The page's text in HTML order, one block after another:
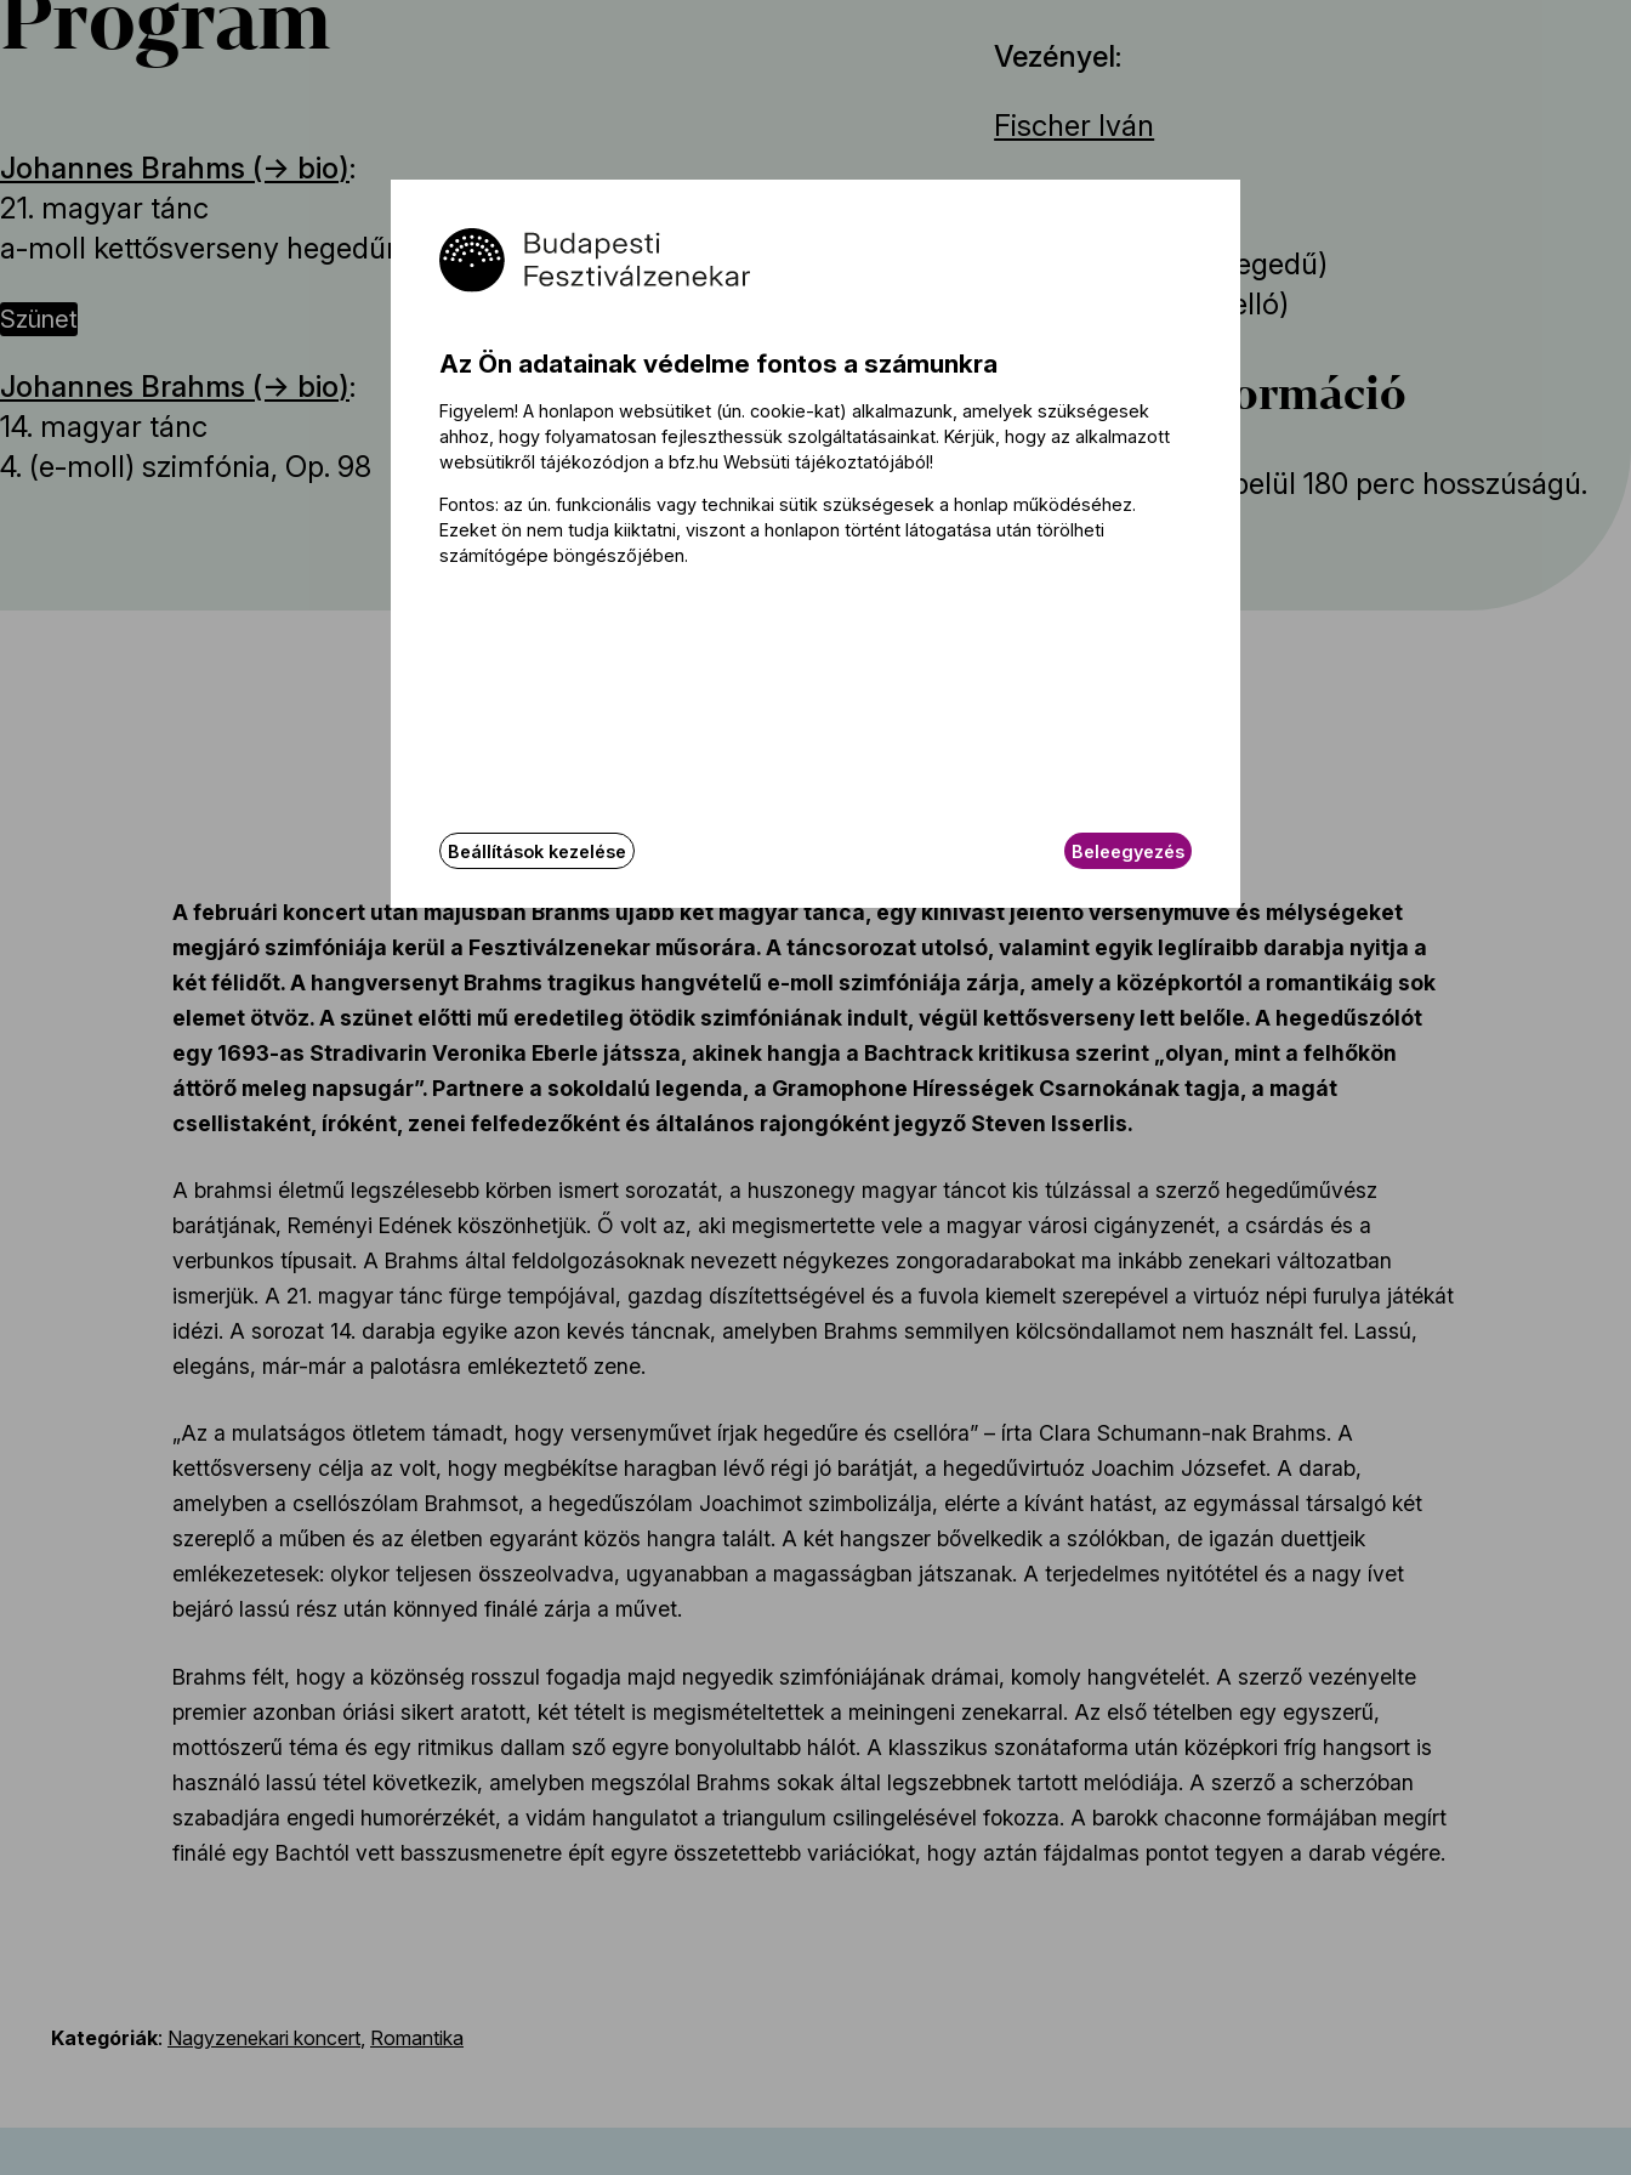
Johannes Brahms (→ bio):
21. magyar tánc
a-moll kettősverseny hegedűre és csellóra, Op. 102
szünet
Johannes Brahms (→ bio):
14. magyar tánc
4. (e-moll) szimfónia, Op. 98
Vezényel
Fischer Iván
(hegedű)
(cselló)
További információ
Az esemény körülbelül 180 perc hosszúságú.
A februári koncert után májusban Brahms újabb két magyar tánca, egy kihívást jelentő versenyműve és mélységeket
megjáró szimfóniája kerül a Fesztiválzenekar műsorára. A táncsorozat utolsó, valamint egyik leglíraibb darabja nyitja a
két félidőt. A hangversenyt Brahms tragikus hangvételű e-moll szimfóniája zárja, amely a középkortól a romantikáig sok
elemet ötvöz. A szünet előtti mű eredetileg ötödik szimfóniának indult, végül kettősverseny lett belőle. A hegedűszólót
egy 1693-as Stradivarin Veronika Eberle játssza, akinek hangja a Bachtrack kritikusa szerint „olyan, mint a felhőkön
áttörő meleg napsugár”. Partnere a sokoldalú legenda, a Gramophone Hírességek Csarnokának tagja, a magát
csellistaként, íróként, zenei felfedezőként és általános rajongóként jegyző Steven Isserlis.
A brahmsi életmű legszélesebb körben ismert sorozatát, a huszonegy magyar táncot kis túlzással a szerző hegedűművész
barátjának, Reményi Edének köszönhetjük. Ő volt az, aki megismertette vele a magyar városi cigányzenét, a csárdás és a
verbunkos típusait. A Brahms által feldolgozásoknak nevezett négykezes zongoradarabokat ma inkább zenekari változatban
ismerjük. A 21. magyar tánc fürge tempójával, gazdag díszítettségével és a fuvola kiemelt szerepével a virtuóz népi furulya játékát
idézi. A sorozat 14. darabja egyike azon kevés táncnak, amelyben Brahms semmilyen kölcsöndallamot nem használt fel. Lassú,
elegáns, már-már a palotásra emlékeztető zene.
„Az a mulatságos ötletem támadt, hogy versenyművet írjak hegedűre és csellóra” – írta Clara Schumann-nak Brahms. A
kettősverseny célja az volt, hogy megbékítse haragban lévő régi jó barátját, a hegedűvirtuóz Joachim Józsefet. A darab,
amelyben a csellószólam Brahmsot, a hegedűszólam Joachimot szimbolizálja, elérte a kívánt hatást, az egymással társalgó két
szereplő a műben és az életben egyaránt közös hangra talált. A két hangszer bővelkedik a szólókban, de igazán duettjeik
emlékezetesek: olykor teljesen összeolvadva, ugyanabban a magasságban játszanak. A terjedelmes nyitótétel és a nagy ívet
bejáró lassú rész után könnyed finálé zárja a művet.
Brahms félt, hogy a közönség rosszul fogadja majd negyedik szimfóniájának drámai, komoly hangvételét. A szerző vezényelte
premier azonban óriási sikert aratott, két tételt is megismételtettek a meiningeni zenekarral. Az első tételben egy egyszerű,
mottószerű téma és egy ritmikus dallam sző egyre bonyolultabb hálót. A klasszikus szonátaforma után középkori fríg hangsort is
használó lassú tétel következik, amelyben megszólal Brahms sokak által legszebbnek tartott melódiája. A szerző a scherzóban
szabadjára engedi humorérzékét, a vidám hangulatot a triangulum csilingelésével fokozza. A barokk chaconne formájában megírt
finálé egy Bachtól vett basszusmenetre épít egyre összetettebb variációkat, hogy aztán fájdalmas pontot tegyen a darab végére.
Kategóriák: Nagyzenekari koncert, Romantika
Az Ön adatainak védelme fontos a számunkra
Figyelem! A honlapon websütiket (ún. cookie-kat) alkalmazunk, amelyek szükségesek
ahhoz, hogy folyamatosan fejleszthessük szolgáltatásainkat. Kérjük, hogy az alkalmazott
websütikről tájékozódjon a bfz.hu Websüti tájékoztatójából!
Fontos: az ún. funkcionális vagy technikai sütik szükségesek a honlap működéséhez.
Ezeket ön nem tudja kiiktatni, viszont a honlapon történt látogatása után törölheti
számítógépe böngészőjében.
Beállítások kezelése Beleegyezés